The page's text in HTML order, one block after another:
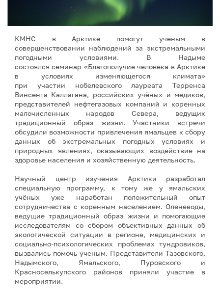
КМНС в Арктике помогут ученым в
совершенствовании наблюдений за экстремальными
погодными условиями. В Надыме
состоялся семинар «Благополучие человека в Арктике
в условиях изменяющегося климата»
при участии нобелевского лауреата Терренса
Винсента Каллагана, российских учёных и медиков,
представителей нефтегазовых компаний и коренных
малочисленных народов Севера, ведущих
традиционный образ жизни. Участники встречи
обсудили возможности привлечения ямальцев к сбору
данных об экстремальных погодных условиях и
природных явлениях, оказывающих воздействие на
здоровье населения и хозяйственную деятельность.
Научный центр изучения Арктики разработал
специальную программу, к тому же у ямальских
учёных уже наработан положительный опыт
сотрудничества с коренным населением. Оленеводы,
ведущие традиционный образ жизни и помогающие
исследователям со сбором объективных данных об
экологической ситуации в регионе, медицинских и
социально-психологических проблемах тундровиков,
вызвались помочь ученым. Представители Тазовского,
Надымского, Ямальского, Пуровского и
Красноселькупского районов приняли участие в
мероприятии.